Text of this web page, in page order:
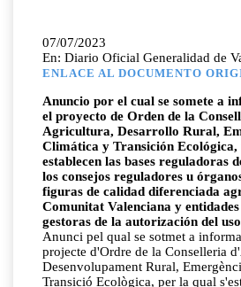
07/07/2023
En: Diario Oficial Generalidad de
ENLACE AL DOCUMENTO
Anuncio por el cual se somete a
el proyecto de Orden de la
Agricultura, Desarrollo Rural,
Climática y Transición Ecológica,
establecen las bases reguladoras
los consejos reguladores u
figuras de calidad diferenciada
Comunitat Valenciana y
gestoras de la autorización del
Anunci pel qual se sotmet a
projecte d'Ordre de la Conselleria
Desenvolupament Rural,
Transició Ecològica, per la qual